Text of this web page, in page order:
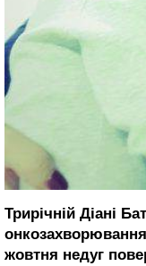
Трирічній Діані
онкозахворювання
жовтня недуг